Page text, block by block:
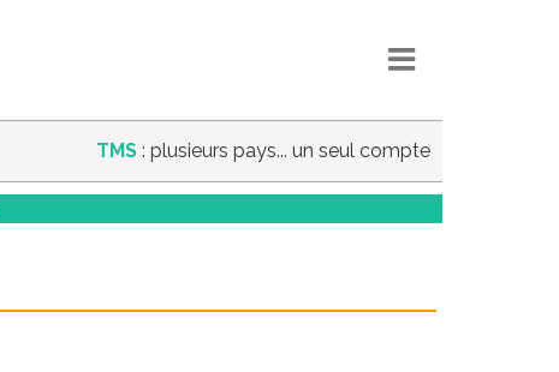
TMS : plusieurs pays... un seul compte